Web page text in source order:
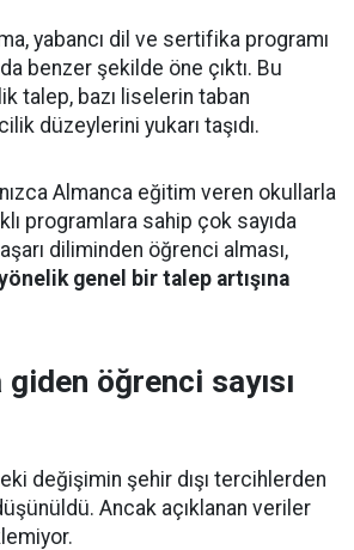
yabancı dil ve sertifika programı
benzer şekilde öne çıktı. Bu
talep, bazı liselerin taban
düzeylerini yukarı taşıdı.
Almanca eğitim veren okullarla
programlara sahip çok sayıda
diliminden öğrenci alması,
genel bir talep artışına
giden öğrenci sayısı
değişimin şehir dışı tercihlerden
Ancak açıklanan veriler